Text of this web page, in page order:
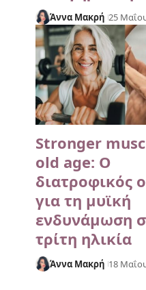
Άννα Μακρή 25
Stronger
old age: Ο
διατροφικός
για τη μυϊκή
ενδυνάμωση
τρίτη ηλικία
Άννα Μακρή 18